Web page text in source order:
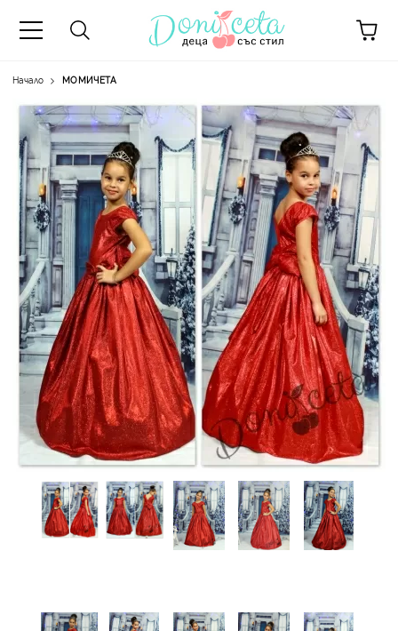
-50%
Начало МОМИЧЕТА